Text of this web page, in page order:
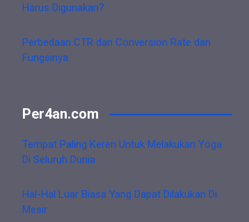
Harus Digunakan?
Perbedaan CTR dan Conversion Rate dan
Fungsinya
Per4an.com
Tempat Paling Keren Untuk Melakukan Yoga
Di Seluruh Dunia
Hal-Hal Luar Biasa Yang Dapat Dilakukan Di
Mesir